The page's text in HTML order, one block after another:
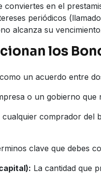
conviertes en el
periódicos
alcanza su
los
un acuerdo entre
o un gobierno que
cualquier comprador del
clave que debes
La cantidad que